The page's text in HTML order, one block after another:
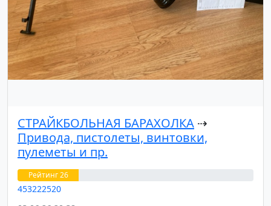
СТРАЙКБОЛЬНАЯ БАРАХОЛКА ⇢
Привода, пистолеты, винтовки,
пулеметы и пр.
Рейтинг 26
453222520